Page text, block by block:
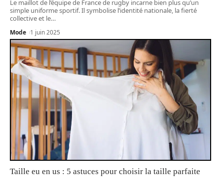
Le maillot de l’équipe de France de rugby incarne bien plus qu’un
simple uniforme sportif. Il symbolise l’identité nationale, la fierté
collective et le…
Mode 1 juin 2025
Taille eu en us : 5 astuces pour choisir la taille parfaite